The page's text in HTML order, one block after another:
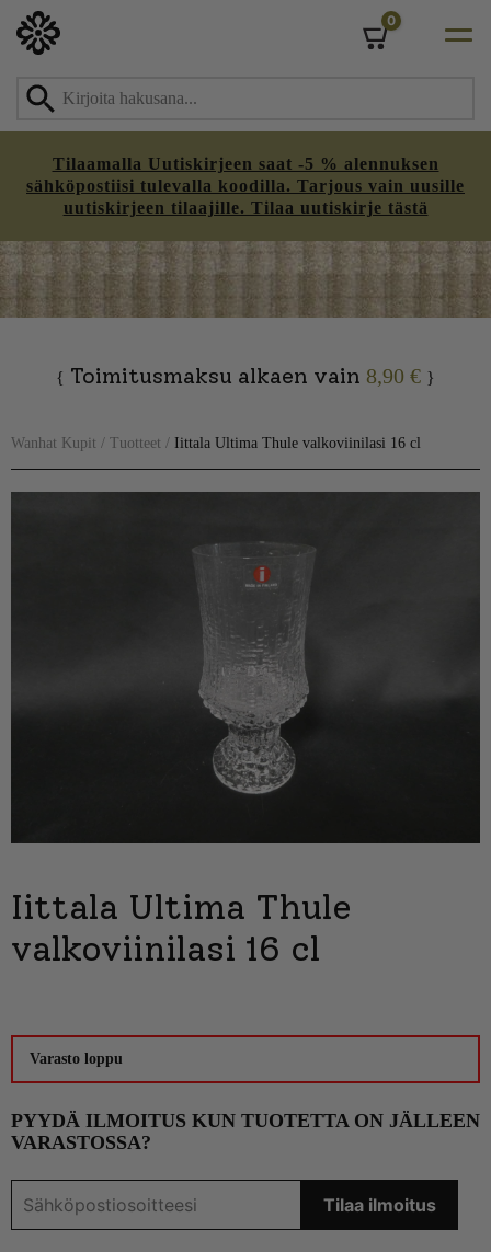
Tilaamalla Uutiskirjeen saat -5 % alennuksen
sähköpostiisi tulevalla koodilla. Tarjous vain uusille
uutiskirjeen tilaajille. Tilaa uutiskirje tästä
0
{ Toimitusmaksu alkaen vain 8,90 € }
Wanhat Kupit / Tuotteet / Iittala Ultima Thule valkoviinilasi 16 cl
Iittala Ultima Thule
valkoviinilasi 16 cl
Varasto loppu
PYYDÄ ILMOITUS KUN TUOTETTA ON JÄLLEEN
VARASTOSSA?